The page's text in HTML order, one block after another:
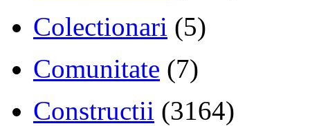
Colectionari (5)
Comunitate (7)
Constructii (3164)